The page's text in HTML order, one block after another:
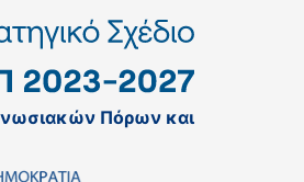
Πόρων και